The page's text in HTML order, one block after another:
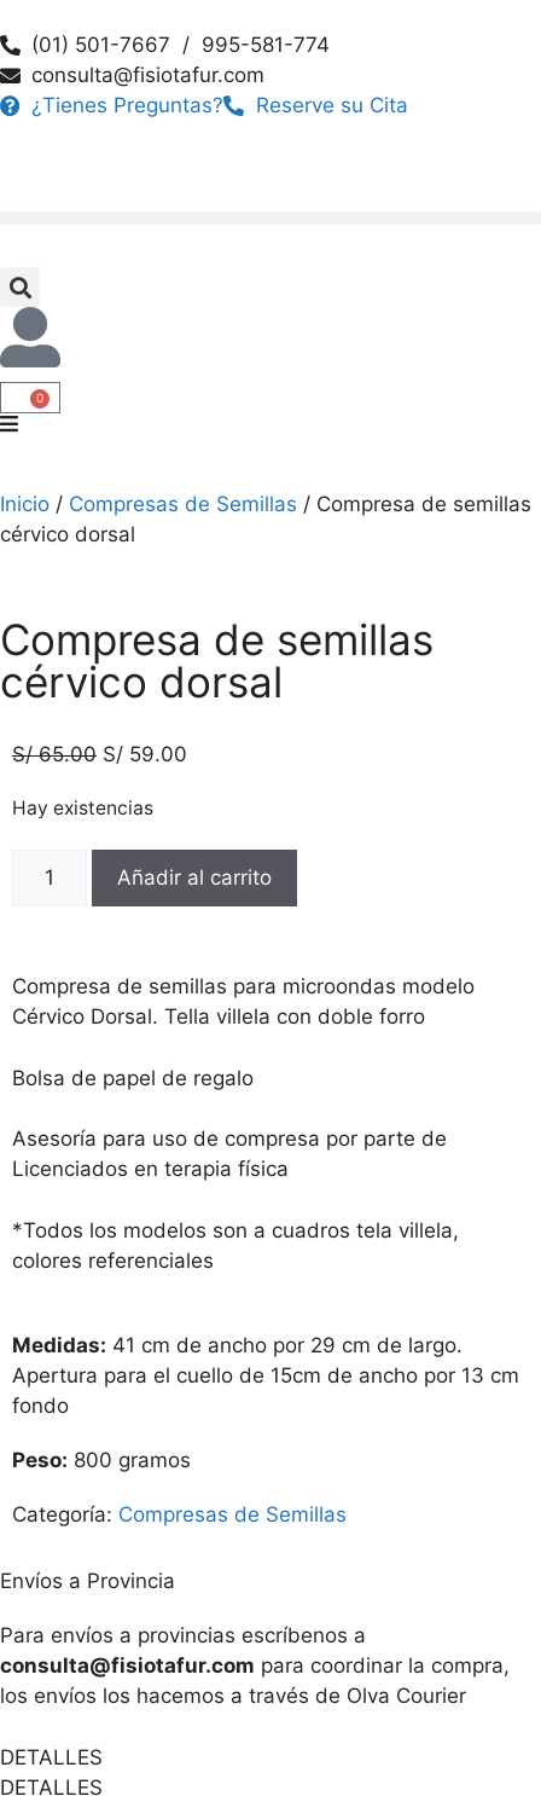
(01) 501-7667 / 995-581-774
consulta@fisiotafur.com
¿Tienes Preguntas?
Reserve su Cita
0
Inicio / Compresas de Semillas / Compresa de semillas
cérvico dorsal
Compresa de semillas
cérvico dorsal
S/65.00 S/ 59.00
Hay existencias
Añadir al carrito
Compresa de semillas para microondas modelo
Cérvico Dorsal. Tella villela con doble forro
Bolsa de papel de regalo
Asesoría para uso de compresa por parte de
Licenciados en terapia física
*Todos los modelos son a cuadros tela villela,
colores referenciales
Medidas: 41 cm de ancho por 29 cm de largo.
Apertura para el cuello de 15cm de ancho por 13 cm
fondo
Peso: 800 gramos
Categoría: Compresas de Semillas
Envíos a Provincia
Para envíos a provincias escríbenos a
consulta@fisiotafur.com para coordinar la compra,
los envíos los hacemos a través de Olva Courier
DETALLES
DETALLES